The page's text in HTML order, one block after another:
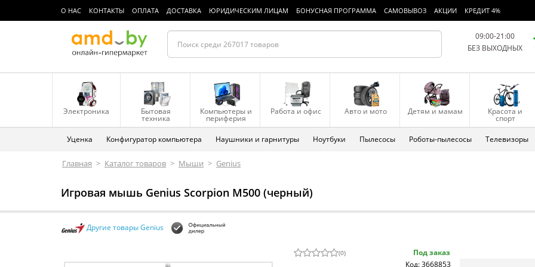
О НАС КОНТАКТЫ ОПЛАТА ДОСТАВКА ЮРИДИЧЕСКИМ ЛИЦАМ БОНУСНАЯ ПРОГРАММА САМОВЫВОЗ АКЦИИ КРЕДИТ 4%
09:00-21:00
БЕЗ ВЫХОДНЫХ
Электроника Бытовая
техника
Компьютеры и
периферия
Работа и офис Авто и мото Детям и мамам Красота и
спорт
Уценка Конфигуратор компьютера Наушники и гарнитуры Ноутбуки Пылесосы Роботы-пылесосы Телевизоры
Главная > Каталог товаров > Мыши > Genius
Игровая мышь Genius Scorpion M500 (черный)
Другие товары Genius
(0)
Под заказ
Код: 3668853